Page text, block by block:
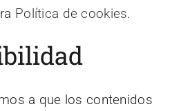
Política de cookies.
a que los contenidos